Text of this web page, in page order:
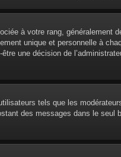
à votre rang, généralement
unique et personnelle à
une décision de
tels que les
des messages dans le seul